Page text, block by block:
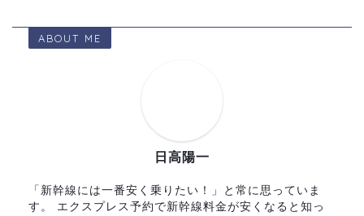
ABOUT ME
日高陽一
「新幹線には一番安く乗りたい！」と常に思っていま
す。 エクスプレス予約で新幹線料金が安くなると知っ